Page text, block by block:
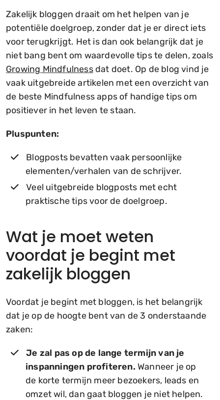
Zakelijk bloggen draait om het helpen van je
potentiële doelgroep, zonder dat je er direct iets
voor terugkrijgt. Het is dan ook belangrijk dat je
niet bang bent om waardevolle tips te delen, zoals
Growing Mindfulnessdat doet. Op de blog vind je
vaak uitgebreide artikelen met een overzicht van
de beste Mindfulness apps of handige tips om
positiever in het leven te staan.
Pluspunten:
Blogposts bevatten vaak persoonlijke
elementen/verhalen van de schrijver.
Veel uitgebreide blogposts met echt
praktische tips voor de doelgroep.
Wat je moet weten
voordat je begint met
zakelijk bloggen
Voordat je begint met bloggen, is het belangrijk
dat je op de hoogte bent van de 3 onderstaande
zaken:
Je zal pas op de lange termijn van je
inspanningen profiteren. Wanneer je op
de korte termijn meer bezoekers, leads en
omzet wil, dan gaat bloggen je niet helpen.